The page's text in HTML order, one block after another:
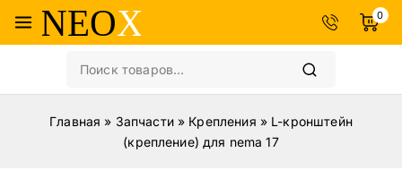
0
Главная » Запчасти» Крепления » L-кронштейн
(крепление) для nema 17